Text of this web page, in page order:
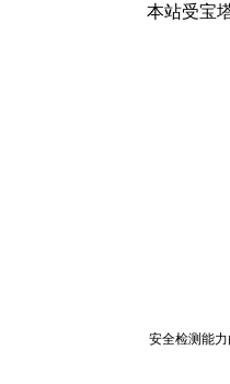
本站受宝
安全检测能力